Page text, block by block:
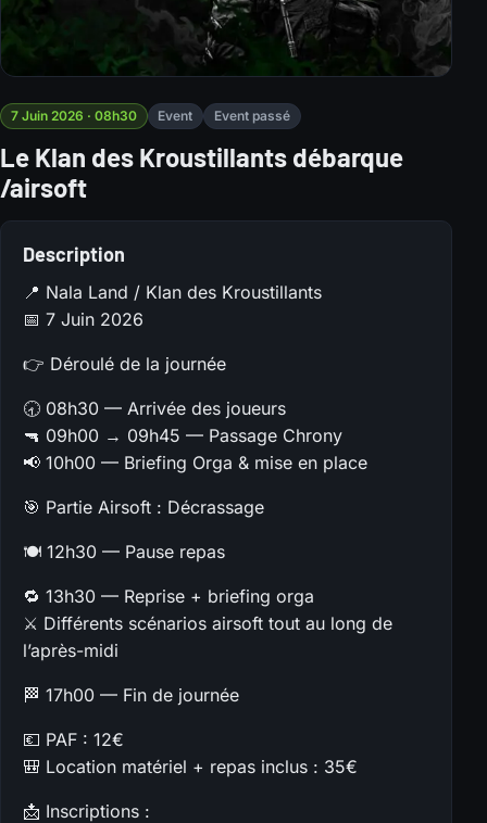
7 Juin 2026 · 08h30 Event Event passé
Le Klan des Kroustillants débarque
/airsoft
Description
📍 Nala Land / Klan des Kroustillants
📅 7 Juin 2026
👉 Déroulé de la journée
🕣 08h30 — Arrivée des joueurs
🔫 09h00 → 09h45 — Passage Chrony
📢 10h00 — Briefing Orga & mise en place
🎯 Partie Airsoft : Décrassage
🍽 12h30 — Pause repas
🔁 13h30 — Reprise + briefing orga
⚔️ Différents scénarios airsoft tout au long de
l’après-midi
🏁 17h00 — Fin de journée
💶 PAF : 12€
🎒 Location matériel + repas inclus : 35€
📩 Inscriptions :